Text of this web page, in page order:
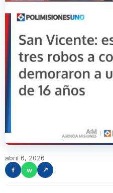
abril 6, 2026
f
w ↗